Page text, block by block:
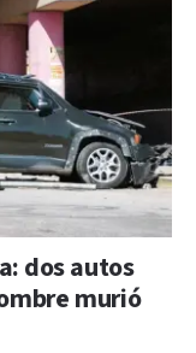
dos autos
murió